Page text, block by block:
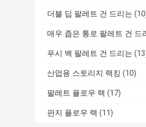
더블 딥 팔레트 건 드리는
매우 좁은 통로 팔레트 건 드
푸시 백 팔레트 건 드리는
산업용 스토리지 랙킹 (10)
팔레트 플로우 랙 (17)
판지 플로우 랙 (11)